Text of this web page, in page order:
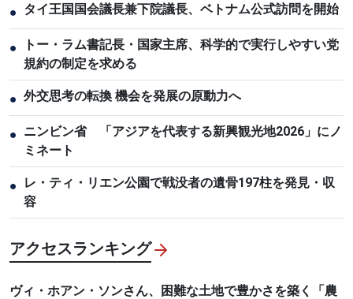
● タイ王国国会議長兼下院議長、ベトナム公式訪問を開始
●
トー・ラム書記長・国家主席、科学的で実行しやすい党
規約の制定を求める
● 外交思考の転換 機会を発展の原動力へ
● ニンビン省 「アジアを代表する新興観光地2026」にノ
ミネート
●
レ・ティ・リエン公園で戦没者の遺骨197柱を発見・収
容
アクセスランキング
ヴィ・ホアン・ソンさん、困難な土地で豊かさを築く「農